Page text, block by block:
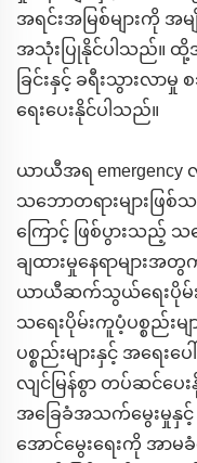
အရင်းအမြစ်များကို အမ
အသုံးပြုနိုင်ပါသည်။ ထို့အ
ခြင်းနှင့် ခရီးသွားလ
ရေးပေးနိုင်ပါသည်။
ယာယီအရ emergency
သဘောတရားများဖြစ်
ကြောင့် ဖြစ်ပွားသည့် သ
ချထားမှုနေရာများ
ယာယီဆက်သွယ်ရေးပိုမ်း
သရေးပိုမ်းကူပံ့ပစ္စည်းမ
ပစ္စည်းများနှင့် အရေး
လျင်မြန်စွာ တပ်ဆင်ပ
အခြေခံအသက်မွေးမှုနှင့်
အောင်မွေးရေးကို အာမ